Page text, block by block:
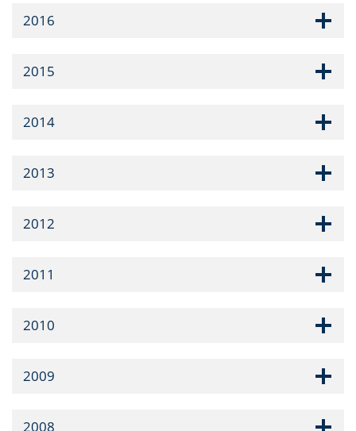
2016
2015
2014
2013
2012
2011
2010
2009
2008